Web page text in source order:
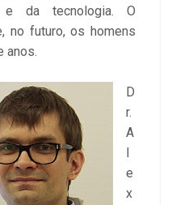
e da tecnologia. O
no futuro, os homens
anos.
D
r.
A
l
e
x